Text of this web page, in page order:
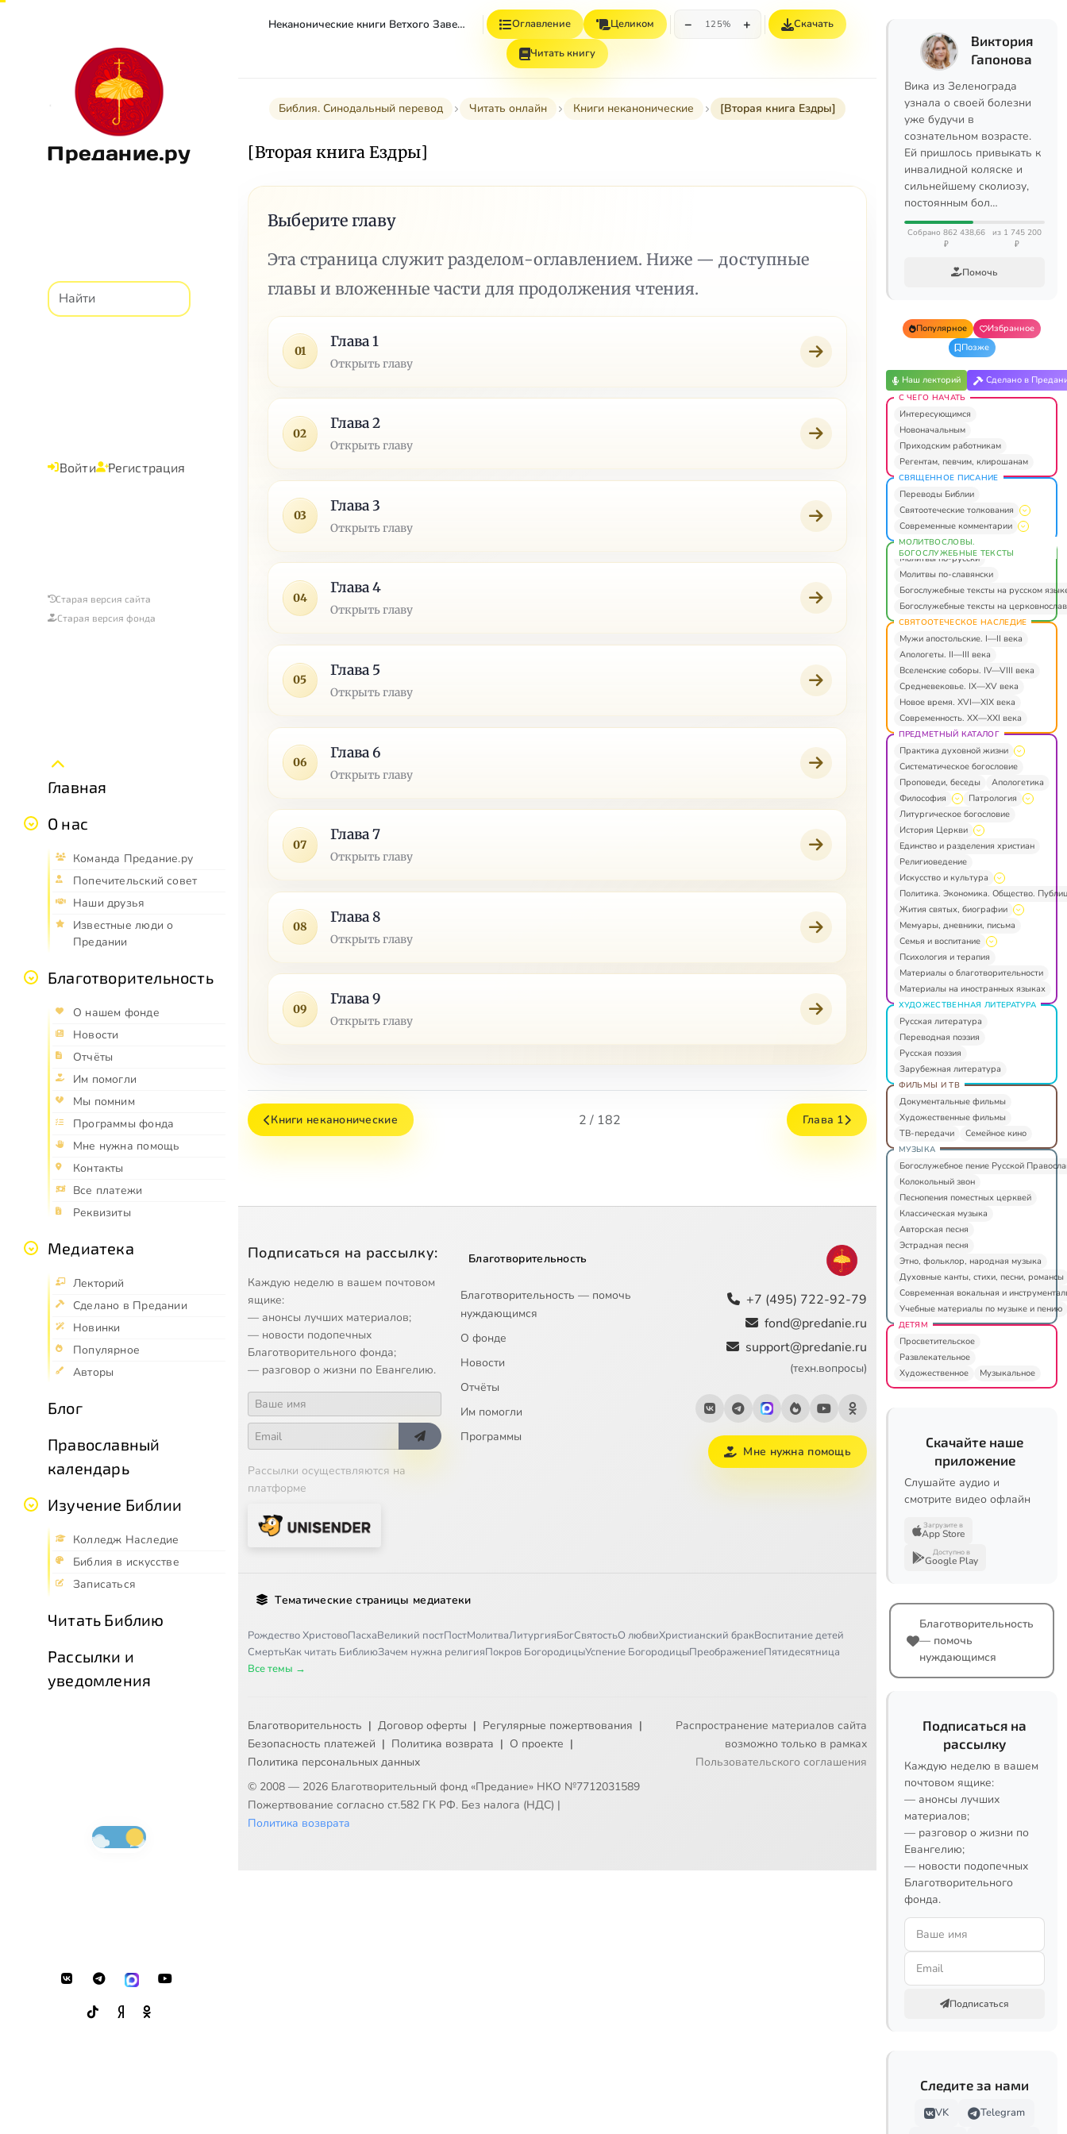
Предание.ру
Войти Регистрация
Старая версия сайта
Старая версия фонда
Главная
О нас
Команда Предание.ру
Попечительский совет
Наши друзья
Известные люди о
Предании
Благотворительность
О нашем фонде
Новости
Отчёты
Им помогли
Мы помним
Программы фонда
Мне нужна помощь
Контакты
Все платежи
Реквизиты
Медиатека
Лекторий
Сделано в Предании
Новинки
Популярное
Авторы
Блог
Православный
календарь
Изучение Библии
Колледж Наследие
Библия в искусстве
Записаться
Читать Библию
Рассылки и
уведомления
Неканонические книги Ветхого Завета Оглавление Целиком − 125% + Скачать
Читать книгу
Библия. Синодальный перевод Читать онлайн Книги неканонические [Вторая книга Ездры]
[Вторая книга Ездры]
Выберите главу
Эта страница служит разделом-оглавлением. Ниже — доступные
главы и вложенные части для продолжения чтения.
01
Глава 1
Открыть главу
02
Глава 2
Открыть главу
03
Глава 3
Открыть главу
04
Глава 4
Открыть главу
05
Глава 5
Открыть главу
06
Глава 6
Открыть главу
07
Глава 7
Открыть главу
08
Глава 8
Открыть главу
09
Глава 9
Открыть главу
Книги неканонические 2 / 182 Глава 1
Подписаться на рассылку:
Каждую неделю в вашем почтовом
ящике:
— анонсы лучших материалов;
— новости подопечных
Благотворительного фонда;
— разговор о жизни по Евангелию.
Рассылки осуществляются на
платформе
Благотворительность
Благотворительность — помочь
нуждающимся
О фонде
Новости
Отчёты
Им помогли
Программы
+7 (495) 722-92-79
fond@predanie.ru
support@predanie.ru
(техн.вопросы)
Мне нужна помощь
Тематические страницы медиатеки
Рождество ХристовоПасхаВеликий постПостМолитваЛитургияБогСвятостьО любвиХристианский бракВоспитание детей
СмертьКак читать БиблиюЗачем нужна религияПокров БогородицыУспение БогородицыПреображениеПятидесятница
Все темы →
Благотворительность | Договор оферты | Регулярные пожертвования |
Безопасность платежей | Политика возврата | О проекте |
Политика персональных данных
© 2008 — 2026 Благотворительный фонд «Предание» НКО №7712031589
Пожертвование согласно ст.582 ГК РФ. Без налога (НДС) |
Политика возврата
Распространение материалов сайта
возможно только в рамках
Пользовательского соглашения
Виктория
Гапонова
Вика из Зеленограда
узнала о своей болезни
уже будучи в
сознательном возрасте.
Ей пришлось привыкать к
инвалидной коляске и
сильнейшему сколиозу,
постоянным бол…
Собрано 862 438,66
₽
из 1 745 200
₽
Помочь
Популярное
Избранное
Позже
Наш лекторий Сделано в
С ЧЕГО НАЧАТЬ
Интересующимся
Новоначальным
Приходским работникам
Регентам, певчим, клирошанам
СВЯЩЕННОЕ ПИСАНИЕ
Переводы Библии
Святоотеческие толкования
Современные комментарии
МОЛИТВОСЛОВЫ.
БОГОСЛУЖЕБНЫЕ ТЕКСТЫ
Молитвы по-русски
Молитвы по-славянски
Богослужебные тексты на русском
Богослужебные тексты на
СВЯТООТЕЧЕСКОЕ НАСЛЕДИЕ
Мужи апостольские. I—II века
Апологеты. II—III века
Вселенские соборы. IV—VIII века
Средневековье. IX—XV века
Новое время. XVI—XIX века
Современность. XX—XXI века
ПРЕДМЕТНЫЙ КАТАЛОГ
Практика духовной жизни
Систематическое богословие
Проповеди, беседы
Апологетика
Философия
Патрология
Литургическое богословие
История Церкви
Единство и разделения христиан
Религиоведение
Искусство и культура
Политика. Экономика. Общество.
Жития святых, биографии
Мемуары, дневники, письма
Семья и воспитание
Психология и терапия
Материалы о благотворительности
Материалы на иностранных языках
ХУДОЖЕСТВЕННАЯ ЛИТЕРАТУРА
Русская литература
Переводная поэзия
Русская поэзия
Зарубежная литература
ФИЛЬМЫ И ТВ
Документальные фильмы
Художественные фильмы
ТВ-передачи
Семейное кино
МУЗЫКА
Богослужебное пение Русской
Колокольный звон
Песнопения поместных церквей
Классическая музыка
Авторская песня
Эстрадная песня
Этно, фольклор, народная музыка
Духовные канты, стихи, песни, романсы
Современная вокальная и
Учебные материалы по музыке и пению
ДЕТЯМ
Просветительское
Развлекательное
Художественное
Музыкальное
Скачайте наше
приложение
Слушайте аудио и
смотрите видео офлайн
Загрузите в
App Store
Доступно в
Google Play
Благотворительность
— помочь
нуждающимся
Подписаться на
рассылку
Каждую неделю в вашем
почтовом ящике:
— анонсы лучших
материалов;
— разговор о жизни по
Евангелию;
— новости подопечных
Благотворительного
фонда.
Подписаться
Следите за нами
VK
Telegram